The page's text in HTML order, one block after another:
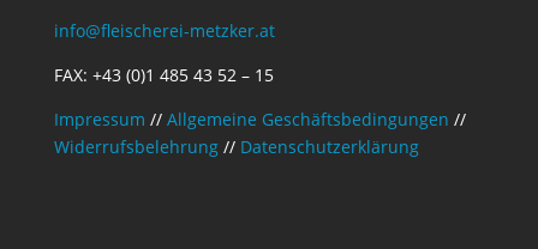
info@fleischerei-metzker.at
FAX: +43 (0)1 485 43 52 – 15
Impressum // Allgemeine Geschäftsbedingungen //
Widerrufsbelehrung// Datenschutzerklärung